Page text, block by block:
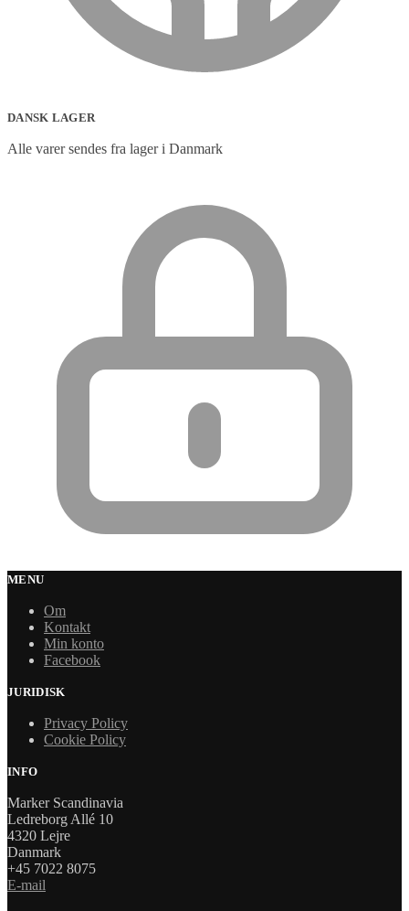
DANSK LAGER
Alle varer sendes fra lager i Danmark
MENU
Om
Kontakt
Min konto
Facebook
JURIDISK
Privacy Policy
Cookie Policy
INFO
Marker Scandinavia
Ledreborg Allé 10
4320 Lejre
Danmark
+45 7022 8075
E-mail